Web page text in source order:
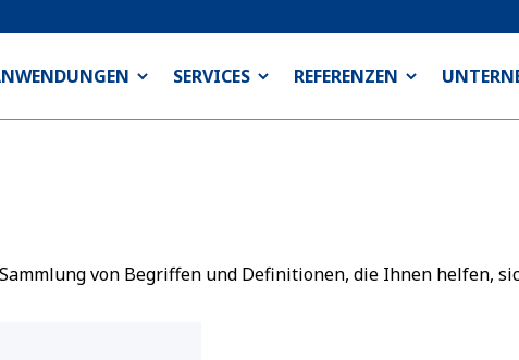
SERVICES REFERENZEN
von Begriffen und Definitionen, die Ihnen helfen,